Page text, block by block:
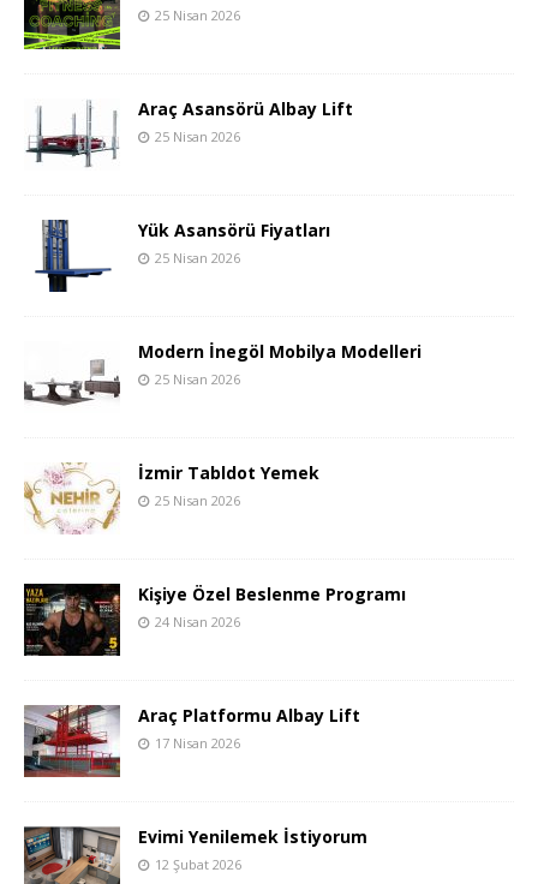
25 Nisan 2026
Araç Asansörü Albay Lift
25 Nisan 2026
Yük Asansörü Fiyatları
25 Nisan 2026
Modern İnegöl Mobilya Modelleri
25 Nisan 2026
İzmir Tabldot Yemek
25 Nisan 2026
Kişiye Özel Beslenme Programı
24 Nisan 2026
Araç Platformu Albay Lift
17 Nisan 2026
Evimi Yenilemek İstiyorum
12 Şubat 2026